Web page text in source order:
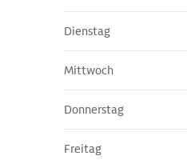
Dienstag
Mittwoch
Donnerstag
Freitag